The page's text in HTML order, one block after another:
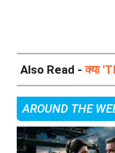
Also Read -क्या
AROUND THE